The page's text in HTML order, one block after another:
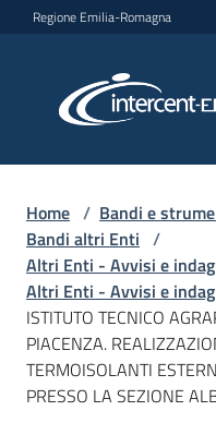
Vai al contenuto
Vai alla navigazione
Vai al footer
Regione Emilia-Romagna
per lo
L'Agenzia
Bandi
Home / Bandi e
Bandi altri Enti /
Altri Enti - Avvisi e
Altri Enti - Avvisi e
ISTITUTO TECNICO
PIACENZA.
TERMOISOLANTI
PRESSO LA SEZIONE